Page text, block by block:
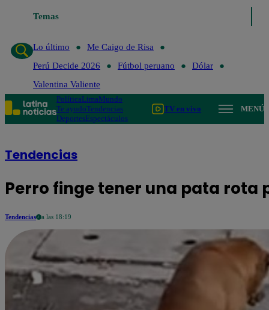
Temas
Lo último
Me Caigo de Risa
Perú Decide 2026
Fútbol peruano
Dólar
Valentina Valiente
PolíticaLimaMundo
Te ayudoTendencias
DeportesEspectáculos
TV en vivo MENÚ
Tendencias
Perro finge tener una pata rota
Tendencias a las 18:19